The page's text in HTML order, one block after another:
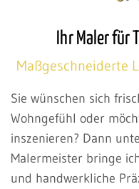
Ihr Maler für
Maßgeschneiderte
Sie wünschen sich
Wohngefühl oder
inszenieren? Dann
Malermeister bringe
und handwerkliche